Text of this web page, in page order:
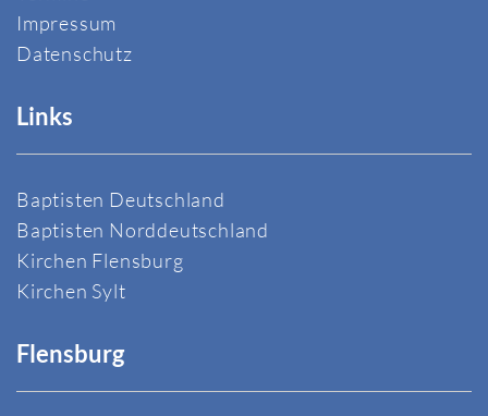
Impressum
Datenschutz
Links
Baptisten Deutschland
Baptisten Norddeutschland
Kirchen Flensburg
Kirchen Sylt
Flensburg